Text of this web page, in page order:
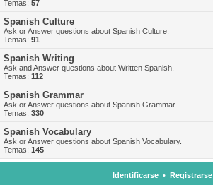
Temas: 57
Spanish Culture
Ask or Answer questions about Spanish Culture.
Temas: 91
Spanish Writing
Ask and Answer questions about Written Spanish.
Temas: 112
Spanish Grammar
Ask or Answer questions about Spanish Grammar.
Temas: 330
Spanish Vocabulary
Ask or Answer questions about Spanish Vocabulary.
Temas: 145
Identificarse• Registrarse